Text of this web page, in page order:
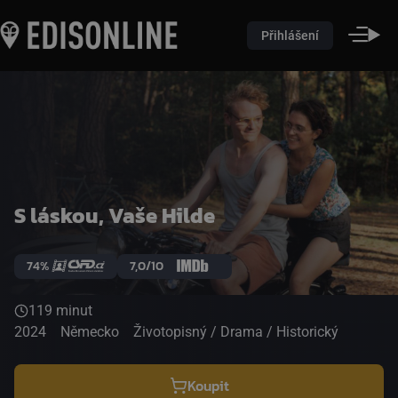
Přihlášení
S láskou, Vaše Hilde
74% 7,0/10
119 minut
2024
Německo Životopisný / Drama / Historický
Koupit